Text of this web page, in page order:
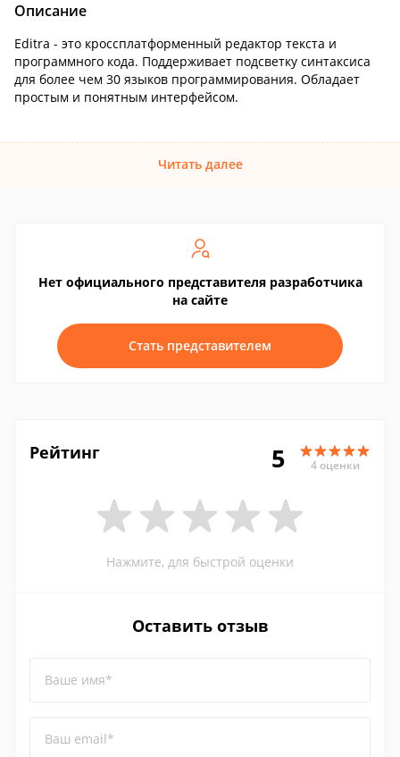
Описание
Editra - это кроссплатформенный редактор текста и
программного кода. Поддерживает подсветку синтаксиса
для более чем 30 языков программирования. Обладает
простым и понятным интерфейсом.
Читать далее
Нет официального представителя разработчика
на сайте
Стать представителем
Рейтинг 5 4 оценки
Нажмите, для быстрой оценки
Оставить отзыв
Ваше имя*
Ваш email*